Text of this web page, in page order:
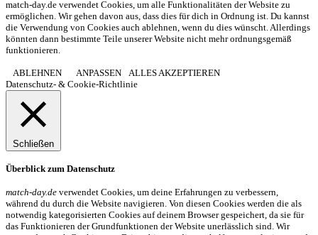
match-day.de verwendet Cookies, um alle Funktionalitäten der Website zu
ermöglichen. Wir gehen davon aus, dass dies für dich in Ordnung ist. Du kannst
die Verwendung von Cookies auch ablehnen, wenn du dies wünscht. Allerdings
könnten dann bestimmte Teile unserer Website nicht mehr ordnungsgemäß
funktionieren.
ABLEHNEN ANPASSEN
ALLES AKZEPTIEREN
Datenschutz- & Cookie-Richtlinie
Schließen
Überblick zum Datenschutz
match-day.de verwendet Cookies, um deine Erfahrungen zu verbessern,
während du durch die Website navigieren. Von diesen Cookies werden die als
notwendig kategorisierten Cookies auf deinem Browser gespeichert, da sie für
das Funktionieren der Grundfunktionen der Website unerlässlich sind. Wir